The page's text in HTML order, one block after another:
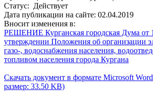
Статус: Действует
Дата публикации на сайте: 02.04.2019
Вносит изменения в:
РЕШЕНИЕ Курганская городская Дума от
утверждении Положения об организации
газо-, водоснабжения населения,
топливом населения города Кургана
Скачать документ в формате Microsoft
размер: 33.50 KB)